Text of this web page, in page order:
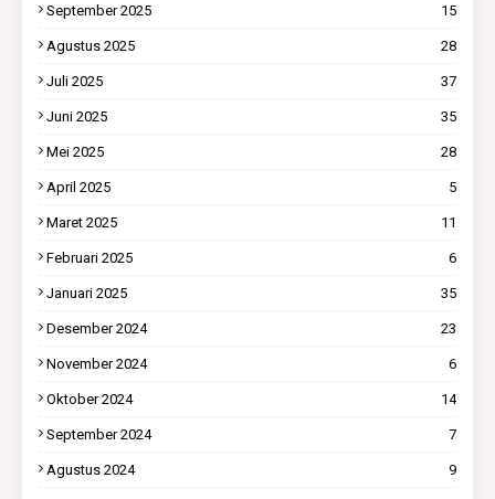
September 2025 15
Agustus 2025 28
Juli 2025 37
Juni 2025 35
Mei 2025 28
April 2025 5
Maret 2025 11
Februari 2025 6
Januari 2025 35
Desember 2024 23
November 2024 6
Oktober 2024 14
September 2024 7
Agustus 2024 9